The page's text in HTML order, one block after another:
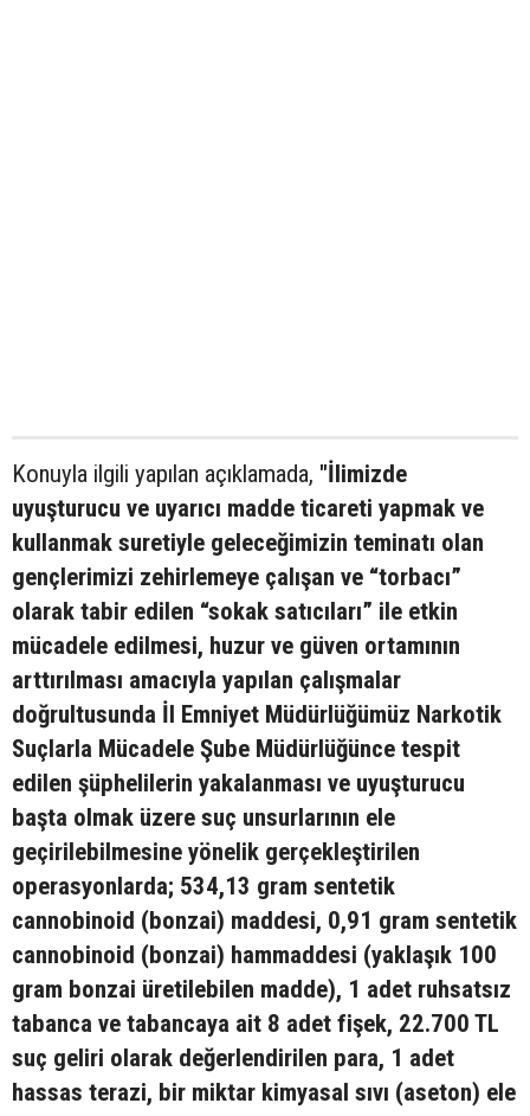
Konuyla ilgili yapılan açıklamada, "İlimizde
uyuşturucu ve uyarıcı madde ticareti yapmak ve
kullanmak suretiyle geleceğimizin teminatı olan
gençlerimizi zehirlemeye çalışan ve “torbacı”
olarak tabir edilen “sokak satıcıları” ile etkin
mücadele edilmesi, huzur ve güven ortamının
arttırılması amacıyla yapılan çalışmalar
doğrultusunda İl Emniyet Müdürlüğümüz Narkotik
Suçlarla Mücadele Şube Müdürlüğünce tespit
edilen şüphelilerin yakalanması ve uyuşturucu
başta olmak üzere suç unsurlarının ele
geçirilebilmesine yönelik gerçekleştirilen
operasyonlarda; 534,13 gram sentetik
cannobinoid (bonzai) maddesi, 0,91 gram sentetik
cannobinoid (bonzai) hammaddesi (yaklaşık 100
gram bonzai üretilebilen madde), 1 adet ruhsatsız
tabanca ve tabancaya ait 8 adet fişek, 22.700 TL
suç geliri olarak değerlendirilen para, 1 adet
hassas terazi, bir miktar kimyasal sıvı (aseton) ele